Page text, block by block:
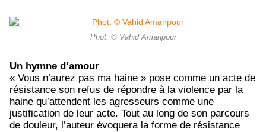
Phot. © Vahid Amanpour
Un hymne d’amour
« Vous n’aurez pas ma haine » pose comme un acte de
résistance son refus de répondre à la violence par la
haine qu’attendent les agresseurs comme une
justification de leur acte. Tout au long de son parcours
de douleur, l’auteur évoquera la forme de résistance